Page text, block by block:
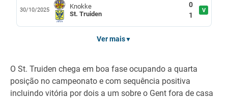
30/10/2025
Knokke
St. Truiden
0
1
V
Ver mais▼
O St. Truiden chega em boa fase ocupando a quarta
posição no campeonato e com sequência positiva
incluindo vitória por dois a um sobre o Gent fora de casa